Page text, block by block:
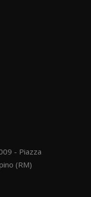
- Piazza
(RM)